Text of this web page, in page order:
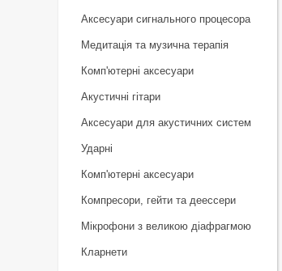
Аксесуари сигнального процесора
Медитація та музична терапія
Комп'ютерні аксесуари
Акустичні гітари
Аксесуари для акустичних систем
Ударні
Комп'ютерні аксесуари
Компресори, гейти та деессери
Мікрофони з великою діафрагмою
Кларнети